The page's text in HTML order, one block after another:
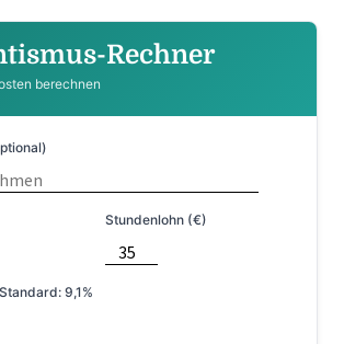
Rechner
berechnen
Stundenlohn (€)
9,1%